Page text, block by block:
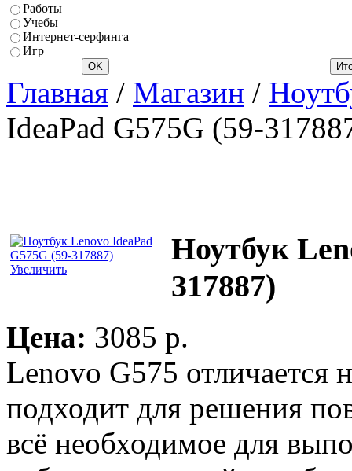
Работы
Учебы
Интернет-серфинга
Игр
Главная / Магазин /
IdeaPad G575G (59-
Увеличить
Ноутбук
317887)
Цена: 3085 p.
Lenovo G575 отличается
подходит для решения
всё необходимое для